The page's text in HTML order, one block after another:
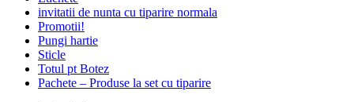
invitatii de nunta cu tiparire normala
Promotii!
Pungi hartie
Sticle
Totul pt Botez
Pachete – Produse la set cu tiparire